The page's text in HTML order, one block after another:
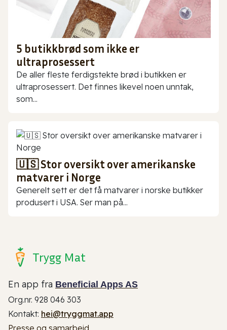
5 butikkbrød som ikke er
ultraprosessert
De aller fleste ferdigstekte brød i butikken er
ultraprosessert. Det finnes likevel noen unntak,
som...
🇺🇸 Stor oversikt over amerikanske
matvarer i Norge
Generelt sett er det få matvarer i norske butikker
produsert i USA. Ser man på...
Trygg Mat
En app fra Beneficial Apps AS
Org.nr. 928 046 303
Kontakt: hei@tryggmat.app